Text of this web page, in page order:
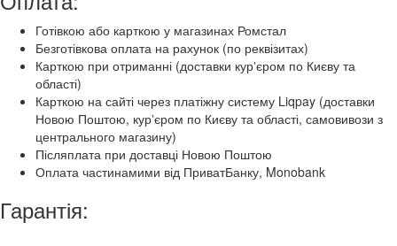
Готівкою або карткою у магазинах Ромстал
Безготівкова оплата на рахунок (по реквізитах)
Карткою при отриманні (доставки курʼєром по Києву та
області)
Карткою на сайті через платіжну систему Liqpay (доставки
Новою Поштою, курʼєром по Києву та області, самовивози з
центрального магазину)
Післяплата при доставці Новою Поштою
Оплата частинамими від ПриватБанку, Monobank
Гарантія: